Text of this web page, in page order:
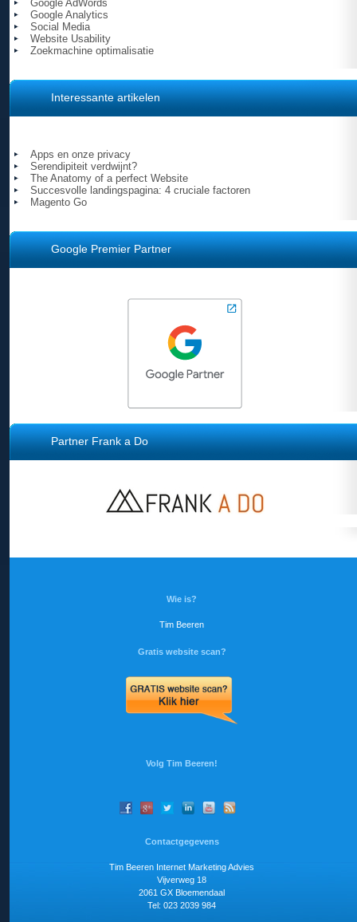
Google AdWords
Google Analytics
Social Media
Website Usability
Zoekmachine optimalisatie
Interessante artikelen
Apps en onze privacy
Serendipiteit verdwijnt?
The Anatomy of a perfect Website
Succesvolle landingspagina: 4 cruciale factoren
Magento Go
Google Premier Partner
Partner Frank a Do
Wie is?
Tim Beeren
Gratis website scan?
Volg Tim Beeren!
Contactgegevens
Tim Beeren Internet Marketing Advies
Vijverweg 18
2061 GX Bloemendaal
Tel: 023 2039 984